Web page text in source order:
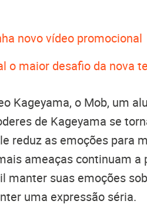
novo vídeo promocional
o maior desafio da nova
Kageyama, o Mob, um
de Kageyama se
reduz as emoções para
ameaças continuam a
manter suas emoções
uma expressão séria.